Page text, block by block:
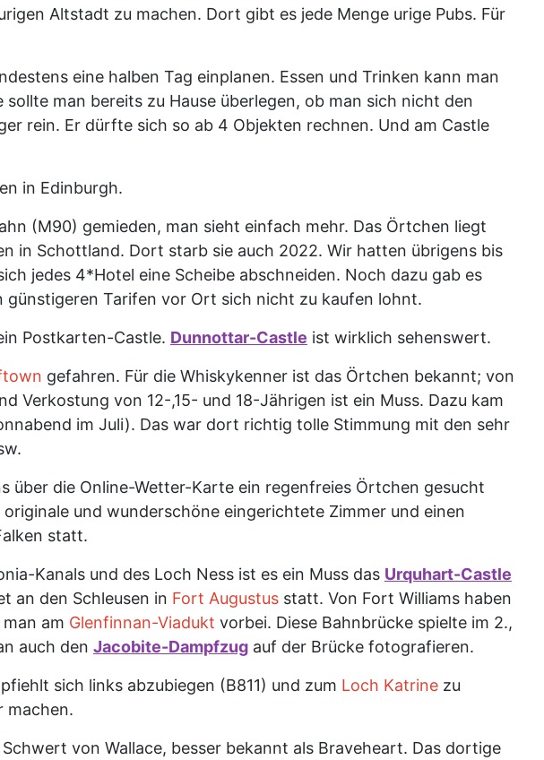
Altstadt zu machen. Dort gibt es jede Menge urige Pubs. Für
eine halben Tag einplanen. Essen und Trinken kann man
man bereits zu Hause überlegen, ob man sich nicht den
rein. Er dürfte sich so ab 4 Objekten rechnen. Und am Castle
in Edinburgh.
(M90) gemieden, man sieht einfach mehr. Das Örtchen liegt
in Schottland. Dort starb sie auch 2022. Wir hatten übrigens bis
jedes 4*Hotel eine Scheibe abschneiden. Noch dazu gab es
günstigeren Tarifen vor Ort sich nicht zu kaufen lohnt.
Postkarten-Castle. Dunnottar-Castle ist wirklich sehenswert.
gefahren. Für die Whiskykenner ist das Örtchen bekannt; von
Verkostung von 12-,15- und 18-Jährigen ist ein Muss. Dazu kam
im Juli). Das war dort richtig tolle Stimmung mit den sehr
über die Online-Wetter-Karte ein regenfreies Örtchen gesucht
und wunderschöne eingerichtete Zimmer und einen
statt.
Kanals und des Loch Ness ist es ein Muss das Urquhart-Castle
an den Schleusen in Fort Augustus statt. Von Fort Williams haben
am Glenfinnan-Viadukt vorbei. Diese Bahnbrücke spielte im 2.,
auch den Jacobite-Dampfzug auf der Brücke fotografieren.
sich links abzubiegen (B811) und zum Loch Katrine zu
machen.
von Wallace, besser bekannt als Braveheart. Das dortige